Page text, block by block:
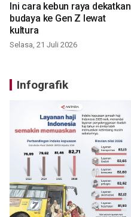
Ini cara kebun raya dekatkan
budaya ke Gen Z lewat
kultura
Selasa, 21 Juli 2026
Infografik